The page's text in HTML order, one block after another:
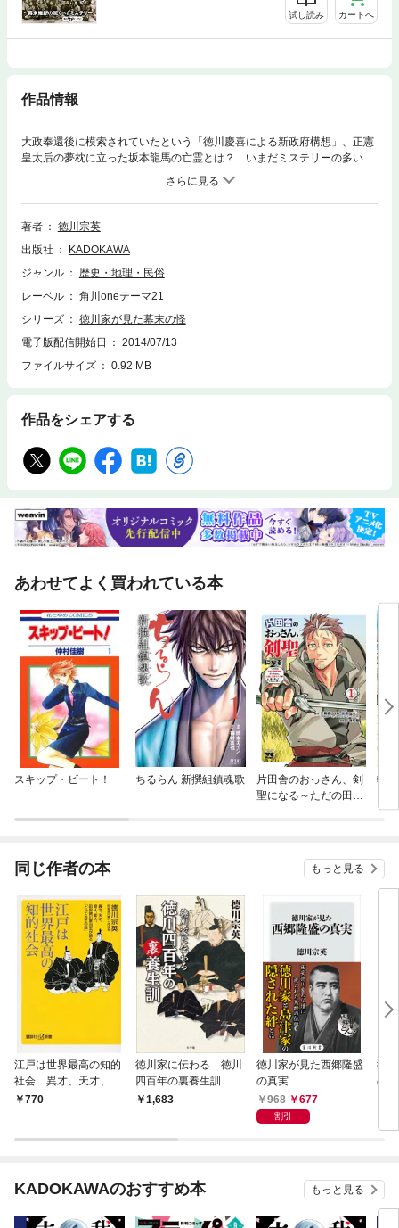
試し読み カートへ
作品情報
大政奉還後に模索されていたという「徳川慶喜による新政府構想」、正憲
皇太后の夢枕に立った坂本龍馬の亡霊とは？ いまだミステリーの多い幕
末・維新の真実に、御三卿筆頭・田安徳川家第11代当主が迫る。
著者
徳川宗英
出版社
KADOKAWA
ジャンル
歴史・地理・民俗
レーベル
角川oneテーマ21
シリーズ
徳川家が見た幕末の怪
電子版配信開始日
2014/07/13
ファイルサイズ
0.92 MB
作品をシェアする
あわせてよく買われている本
スキップ・ビート！ ちるらん 新撰組鎮魂歌
片田舎のおっさん、剣
聖になる～ただの田舎
転
暮
同じ作者の本 もっと見る
江戸は世界最高の知的
社会 異才、天才、奇
人、変人、田安徳川家
770
徳川家に伝わる 徳川
四百年の裏養生訓
1,683
徳川家が見た西郷隆盛
の真実
968
677
割引
徳
の
KADOKAWAのおすすめ本 もっと見る